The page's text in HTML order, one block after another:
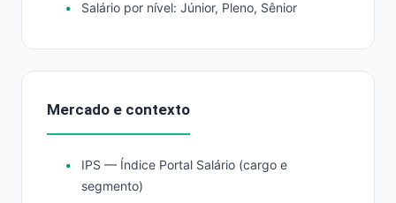
Salário por nível: Júnior, Pleno, Sênior
Mercado e contexto
IPS — Índice Portal Salário (cargo e
segmento)